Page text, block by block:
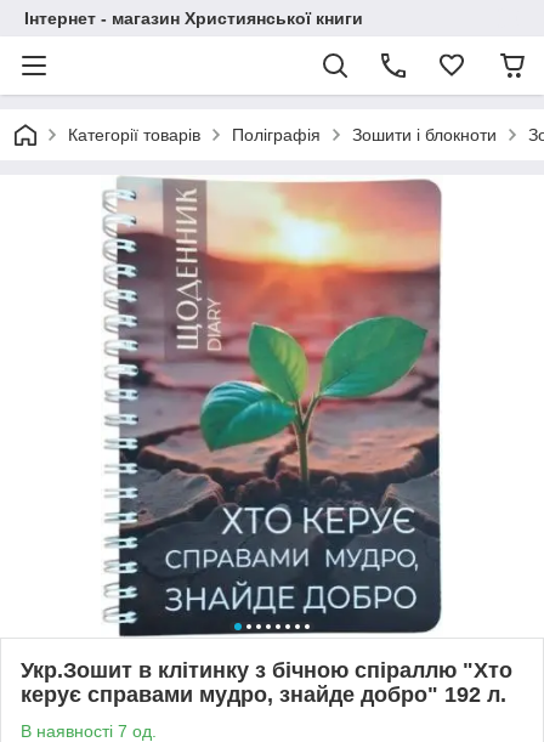
Інтернет - магазин Християнської книги
Категорії товарів Поліграфія Зошити і блокноти
Укр.Зошит в клітинку з бічною спіраллю "Хто
керує справами мудро, знайде добро" 192 л.
В наявності 7 од.